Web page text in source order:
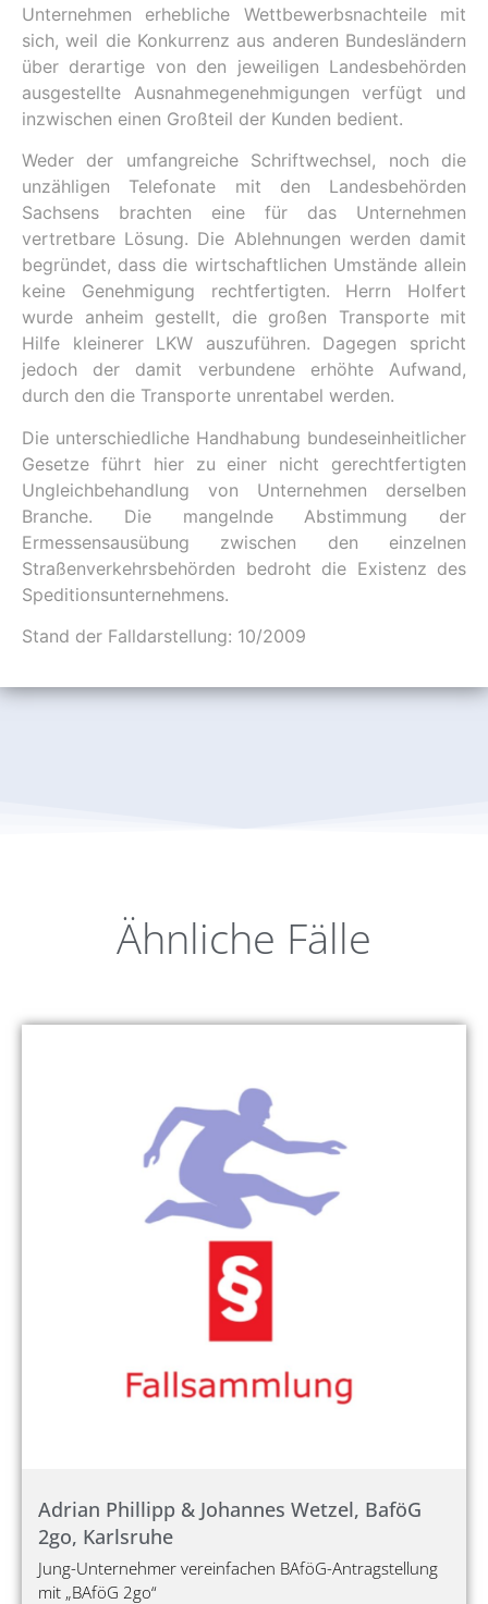
Unternehmen erhebliche Wettbewerbsnachteile mit
sich, weil die Konkurrenz aus anderen Bundesländern
über derartige von den jeweiligen Landesbehörden
ausgestellte Ausnahmegenehmigungen verfügt und
inzwischen einen Großteil der Kunden bedient.
Weder der umfangreiche Schriftwechsel, noch die
unzähligen Telefonate mit den Landesbehörden
Sachsens brachten eine für das Unternehmen
vertretbare Lösung. Die Ablehnungen werden damit
begründet, dass die wirtschaftlichen Umstände allein
keine Genehmigung rechtfertigten. Herrn Holfert
wurde anheim gestellt, die großen Transporte mit
Hilfe kleinerer LKW auszuführen. Dagegen spricht
jedoch der damit verbundene erhöhte Aufwand,
durch den die Transporte unrentabel werden.
Die unterschiedliche Handhabung bundeseinheitlicher
Gesetze führt hier zu einer nicht gerechtfertigten
Ungleichbehandlung von Unternehmen derselben
Branche. Die mangelnde Abstimmung der
Ermessensausübung zwischen den einzelnen
Straßenverkehrsbehörden bedroht die Existenz des
Speditionsunternehmens.
Stand der Falldarstellung: 10/2009
Ähnliche Fälle
Adrian Phillipp & Johannes Wetzel, BaföG
2go, Karlsruhe
Jung-Unternehmer vereinfachen BAföG-Antragstellung
mit „BAföG 2go“